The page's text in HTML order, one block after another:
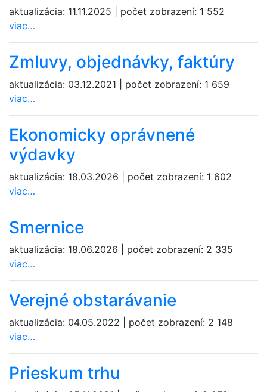
aktualizácia: 11.11.2025 počet zobrazení: 1 552
viac…
Zmluvy, objednávky, faktúry
aktualizácia: 03.12.2021 počet zobrazení: 1 659
viac…
Ekonomicky oprávnené
výdavky
aktualizácia: 18.03.2026 počet zobrazení: 1 602
viac…
Smernice
aktualizácia: 18.06.2026 počet zobrazení: 2 335
viac…
Verejné obstarávanie
aktualizácia: 04.05.2022 počet zobrazení: 2 148
viac…
Prieskum trhu